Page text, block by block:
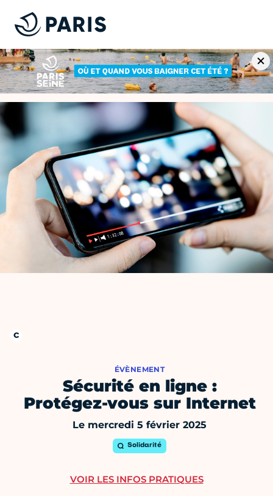
ÉVÈNEMENT
Sécurité en ligne :
Protégez-vous sur Internet
Le mercredi 5 février 2025
Solidarité
VOIR LES INFOS PRATIQUES